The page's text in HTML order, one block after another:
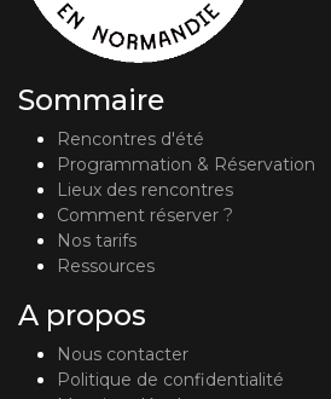
Sommaire
Rencontres d'été
Programmation & Réservation
Lieux des rencontres
Comment réserver ?
Nos tarifs
Ressources
A propos
Nous contacter
Politique de confidentialité